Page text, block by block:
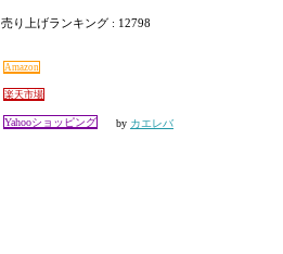
売り上げランキング : 12798
Amazon
楽天市場
Yahooショッピング by カエレバ